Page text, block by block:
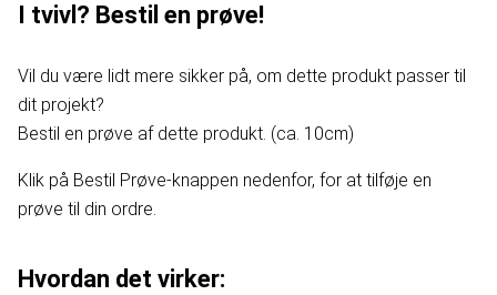
I tvivl? Bestil en prøve!
Vil du være lidt mere sikker på, om dette produkt passer til
dit projekt?
Bestil en prøve af dette produkt. (ca. 10cm)
Klik på Bestil Prøve-knappen nedenfor, for at tilføje en
prøve til din ordre.
Hvordan det virker: